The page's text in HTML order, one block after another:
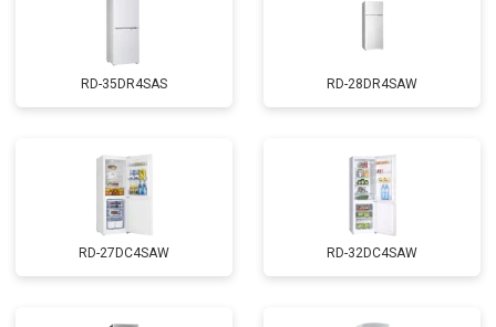
RD-35DR4SAS RD-28DR4SAW
RD-27DC4SAW RD-32DC4SAW